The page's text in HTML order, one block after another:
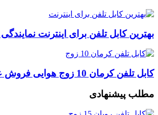
بهترین کابل تلفن برای اینترنت
کابل تلفن کرمان 10 زوج هوایی فروش عمده
مطلب پیشنهادی